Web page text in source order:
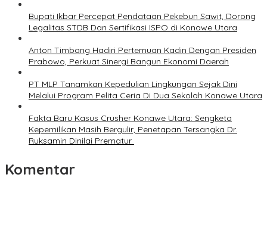
Bupati Ikbar Percepat Pendataan Pekebun Sawit, Dorong
Legalitas STDB Dan Sertifikasi ISPO di Konawe Utara
Anton Timbang Hadiri Pertemuan Kadin Dengan Presiden
Prabowo, Perkuat Sinergi Bangun Ekonomi Daerah
PT MLP Tanamkan Kepedulian Lingkungan Sejak Dini
Melalui Program Pelita Ceria Di Dua Sekolah Konawe Utara
Fakta Baru Kasus Crusher Konawe Utara: Sengketa
Kepemilikan Masih Bergulir, Penetapan Tersangka Dr.
Ruksamin Dinilai Prematur
Komentar